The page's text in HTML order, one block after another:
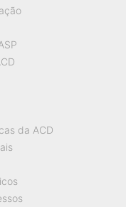
da ACD